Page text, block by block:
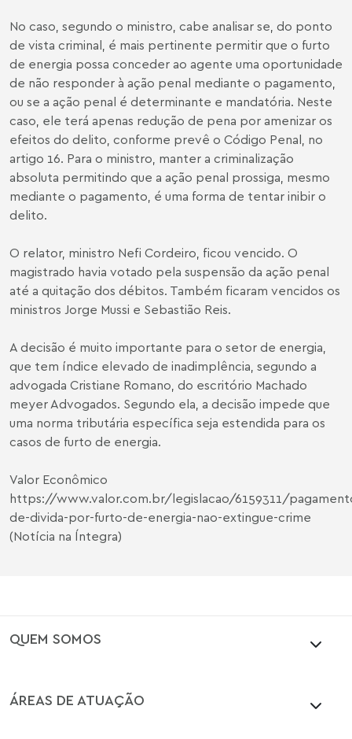
No caso, segundo o ministro, cabe analisar se, do ponto
de vista criminal, é mais pertinente permitir que o furto
de energia possa conceder ao agente uma oportunidade
de não responder à ação penal mediante o pagamento,
ou se a ação penal é determinante e mandatória. Neste
caso, ele terá apenas redução de pena por amenizar os
efeitos do delito, conforme prevê o Código Penal, no
artigo 16. Para o ministro, manter a criminalização
absoluta permitindo que a ação penal prossiga, mesmo
mediante o pagamento, é uma forma de tentar inibir o
delito.
O relator, ministro Nefi Cordeiro, ficou vencido. O
magistrado havia votado pela suspensão da ação penal
até a quitação dos débitos. Também ficaram vencidos os
ministros Jorge Mussi e Sebastião Reis.
A decisão é muito importante para o setor de energia,
que tem índice elevado de inadimplência, segundo a
advogada Cristiane Romano, do escritório Machado
meyer Advogados. Segundo ela, a decisão impede que
uma norma tributária específica seja estendida para os
casos de furto de energia.
Valor Econômico
https://www.valor.com.br/legislacao/6159311/
de-divida-por-furto-de-energia-nao-extingue-crime
(Notícia na Íntegra)
QUEM SOMOS
ÁREAS DE ATUAÇÃO